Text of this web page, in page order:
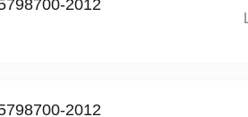
2012
2012